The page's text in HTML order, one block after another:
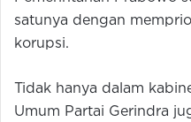
satunya dengan
korupsi.
Tidak hanya dalam
Umum Partai Gerindra